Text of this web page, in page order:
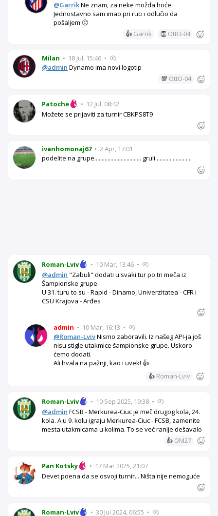
@GarrikNe znam, za neke možda hoće.
Jednostavno sam imao pri ruci i odlučio da
pošaljem 🙂
👍 Garrik 👏 OttO-04
Milan • 18 Jul, 15:46 •
@admin Dynamo ima novi logotip
💯 OttO-04
Patoche • 12 Jul, 08:42
Možete se prijaviti za turnir CBKPS8T9
ivanhomonaj67 • 2 Apr, 17:01
podelite na grupe................................ gruli.........................
Roman-Lviv • 10 Mar, 13:46 •
@admin "Zabuli" dodati u svaki tur po tri meča iz
Šampionske grupe.
U 31. turu to su - Rapid - Dinamo, Univerzitatea - CFR i
CSU Krajova - Arđes
admin • 10 Mar, 16:13 •
@Roman-LvivNismo zaboravili. Iz našeg API-ja još
nisu stigle utakmice šampionske grupe. Uskoro
ćemo dodati.
Ali hvala na pažnji, kao i uvek! 👍
👍 Roman-Lviv
Roman-Lviv • 10 Sep 2025, 19:38 •
@admin FCSB - Merkurea-Ciuc je meč drugog kola, 24.
kola. A u 9. kolu igraju Merkurea-Ciuc - FCSB, zamenite
mesta utakmicama u kolima. To se već ranije dešavalo
👍 OM27
Pan Kotsky • 17 Mar 2025, 21:07
Devet poena da se osvoji turnir... Ništa nije nemoguće
Roman-Lviv • 30 Jul 2024, 06:55 •